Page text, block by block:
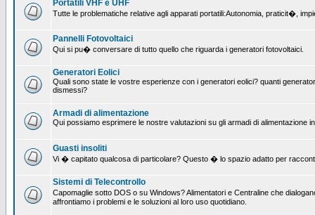
Portatili VHF e UHF
Tutte le problematiche relative agli apparati portatili:Autonomia, praticit�,
Pannelli Fotovoltaici
Qui si pu� conversare di tutto quello che riguarda i generatori fotovoltaici.
Generatori Eolici
Quali sono state le vostre esperienze con i generatori eolici? quanti
dismessi?
Armadi di alimentazione
Qui possiamo esprimere le nostre valutazioni su gli armadi di alimentazione
Guasti insoliti
Vi � capitato qualcosa di particolare? Questo � lo spazio adatto per
Sistemi di Telecontrollo
Capomaglie sotto DOS o su Windows? Alimentatori e Centraline che
affrontiamo i problemi e le soluzioni al loro uso quotidiano.